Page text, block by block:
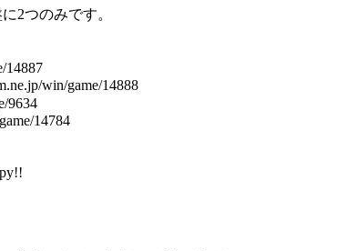
2つのみです。
14887
win/game/14888
9634
14784